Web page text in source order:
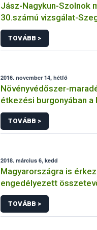
Jász-Nagykun-Szolnok
30.számú vizsgálat-
Általános Iskola
TOVÁBB >
2016. november 14, hétfő
Növényvédőszer-
étkezési burgonyában a
TOVÁBB >
2018. március 6, kedd
Magyarországra is
engedélyezett
tartalmazó
TOVÁBB >